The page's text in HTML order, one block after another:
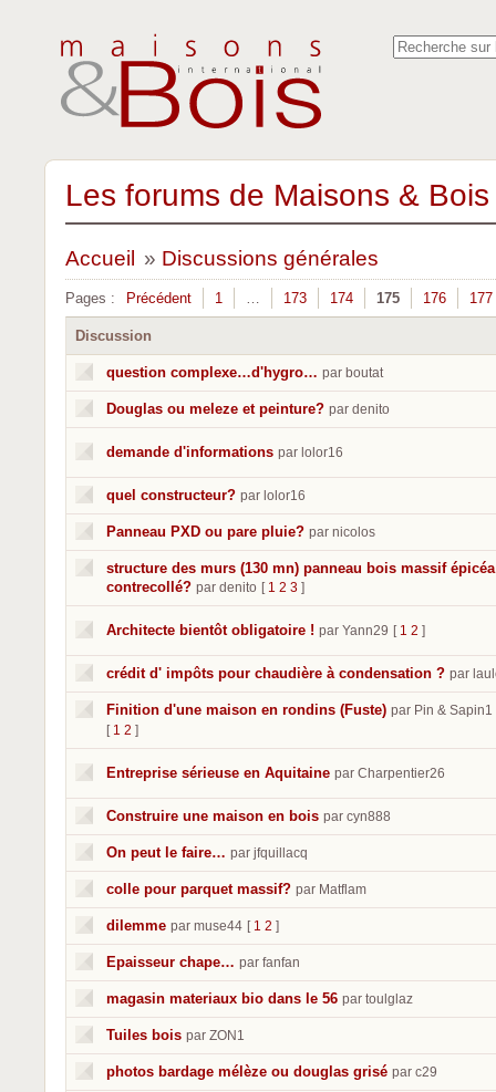
Les forums de Maisons &
Accueil » Discussions générales
Pages : Précédent 1 … 173 174 175 176 177
Discussion
question complexe…d'hygro… par boutat
Douglas ou meleze et peinture? par denito
demande d'informations par lolor16
quel constructeur? par lolor16
Panneau PXD ou pare pluie? par nicolos
structure des murs (130 mn) panneau bois massif épicéa
contrecollé? par denito [ 1 2 3 ]
Architecte bientôt obligatoire ! par Yann29 [ 1 2 ]
crédit d' impôts pour chaudière à condensation ? par
Finition d'une maison en rondins (Fuste) par Pin & Sapin1
[ 1 2 ]
Entreprise sérieuse en Aquitaine par Charpentier26
Construire une maison en bois par cyn888
On peut le faire… par jfquillacq
colle pour parquet massif? par Matflam
dilemme par muse44 [ 1 2 ]
Epaisseur chape… par fanfan
magasin materiaux bio dans le 56 par toulglaz
Tuiles bois par ZON1
photos bardage mélèze ou douglas grisé par c29